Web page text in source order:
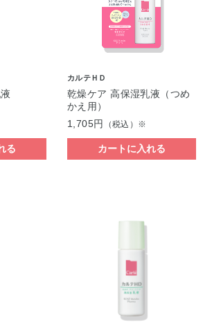
る
カルテＨＤ
乾燥ケア 高保湿乳液（つめ
かえ用）
1,705円
（税込）※
カートに入れる